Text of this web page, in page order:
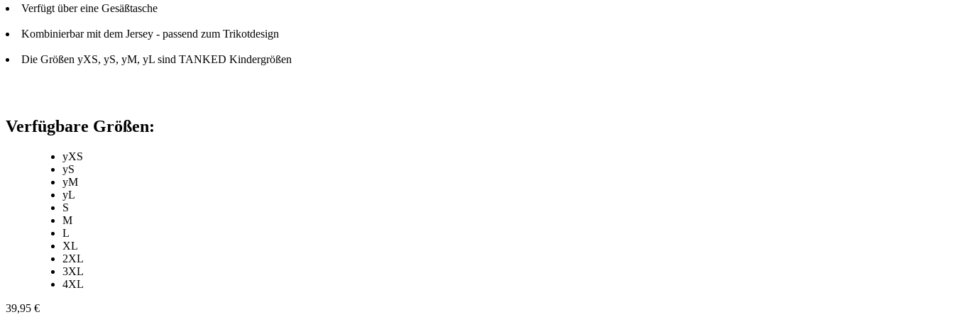
Verfügt über eine Gesäßtasche
Kombinierbar mit dem Jersey - passend zum Trikotdesign
Die Größen yXS, yS, yM, yL sind TANKED Kindergrößen
Verfügbare Größen:
yXS
yS
yM
yL
S
M
L
XL
2XL
3XL
4XL
39,95 €